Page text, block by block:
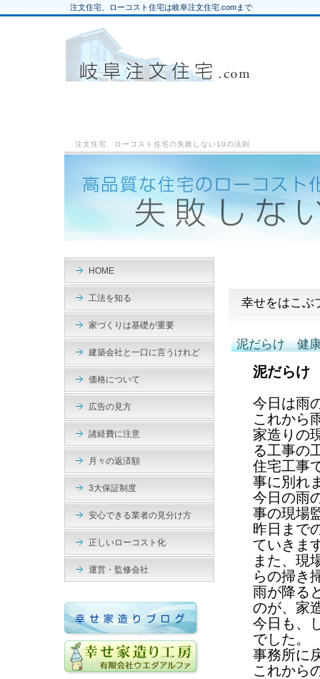
注文住宅、ローコスト住宅は岐阜注文住宅.comまで
注文住宅、ローコスト住宅の失敗しない10の法則
幸せをはこぶ
泥だらけ 健康
泥だらけ
今日は雨
これから
家造りの
る工事の
住宅工事
事に別れ
今日の雨
事の現場
昨日まで
ていきま
また、現
らの掃き
雨が降る
のが、家
今日も、
でした。
事務所に
これから
HOME
工法を知る
家づくりは基礎が重要
建築会社と一口に言うけれど
価格について
広告の見方
諸経費に注意
月々の返済額
3大保証制度
安心できる業者の見分け方
正しいローコスト化
運営・監修会社